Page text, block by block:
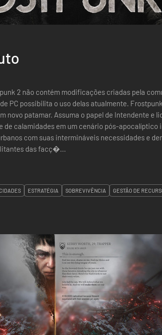
2 não contém modificações criadas pela
o uso delas atualmente. Frostpunk 2 eleva o gênero
novo patamar. Assuma o papel de Intendente e
de calamidades em um cenário pós-apocalíptico
com suas intermináveis necessidades e
das facç�...
ESTRATÉGIA SOBREVIVÊNCIA GESTÃO DE